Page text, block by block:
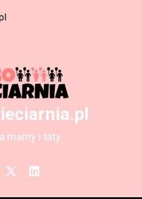
mamy i taty